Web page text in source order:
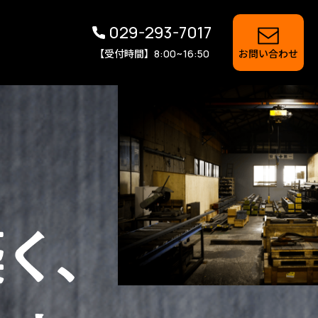
029-293-7017
【受付時間】 8:00~16:50 お問い合わせ